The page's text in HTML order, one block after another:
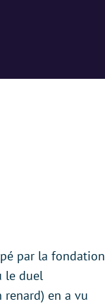
par la fondation
le duel
en a vu